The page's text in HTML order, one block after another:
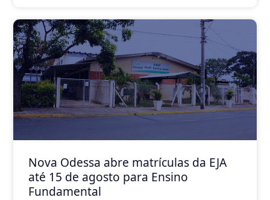
Nova Odessa abre matrículas da EJA
até 15 de agosto para Ensino
Fundamental